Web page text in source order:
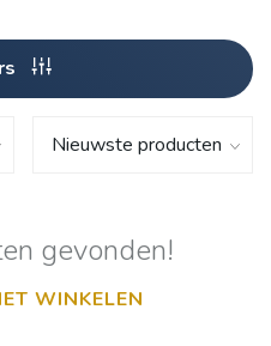
gevonden!
WINKELEN